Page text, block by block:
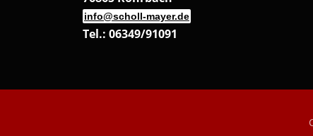
info@scholl-mayer.de
Tel.: 06349/91091